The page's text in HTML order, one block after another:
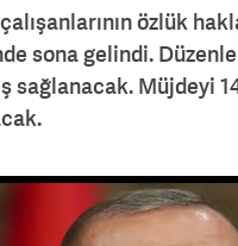
özlük
sona gelindi.
sağlanacak. Müjdeyi